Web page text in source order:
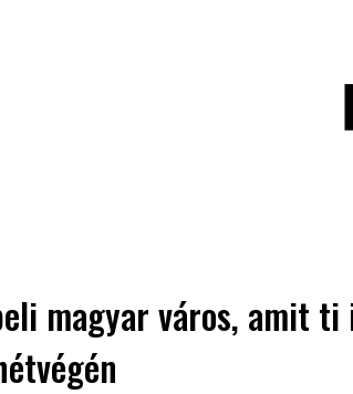
magyar város, amit